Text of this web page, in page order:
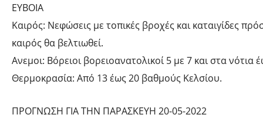
ΕΥΒΟΙΑ
Καιρός: Νεφώσεις με τοπικές βροχές και καταιγίδες
καιρός θα βελτιωθεί.
Ανεμοι: Βόρειοι βορειοανατολικοί 5 με 7 και στα νότια
Θερμοκρασία: Από 13 έως 20 βαθμούς Κελσίου.
ΠΡΟΓΝΩΣΗ ΓΙΑ ΤΗΝ ΠΑΡΑΣΚΕΥΗ 20-05-2022